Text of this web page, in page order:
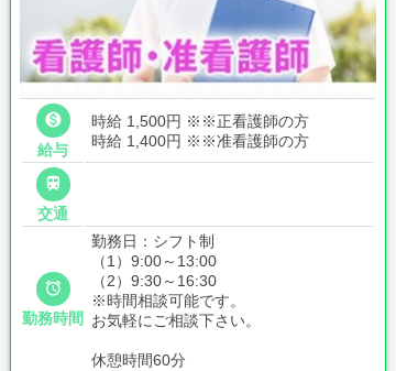

給与
時給 1,500円 ※※正看護師の方
時給 1,400円 ※※准看護師の方

交通

勤務時間
勤務日：シフト制
（1）9:00～13:00
（2）9:30～16:30
※時間相談可能です。
お気軽にご相談下さい。
休憩時間60分